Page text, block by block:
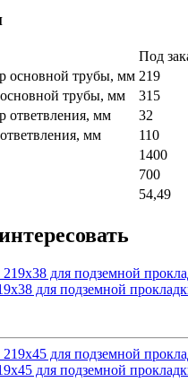
Под
основной трубы, мм 219
трубы, мм
315
ответвления, мм
32
мм
110
1400
700
54,49
для подземной
для подземной